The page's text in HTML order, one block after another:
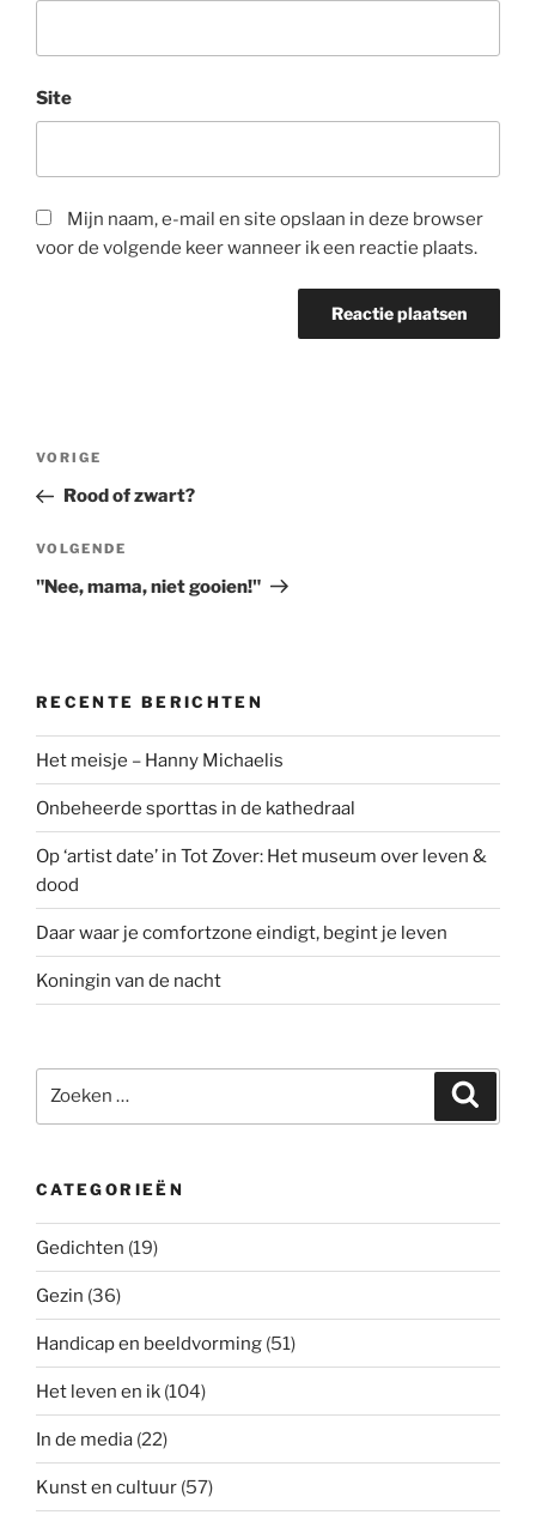
Site
Mijn naam, e-mail en site opslaan in deze browser
voor de volgende keer wanneer ik een reactie plaats.
Bericht
Vorig
bericht
VORIGE
Rood of zwart?
Volgend
bericht
VOLGENDE
"Nee, mama, niet gooien!"
RECENTE BERICHTEN
Het meisje – Hanny Michaelis
Onbeheerde sporttas in de kathedraal
Op ‘artist date’ in Tot Zover: Het museum over leven &
dood
Daar waar je comfortzone eindigt, begint je leven
Koningin van de nacht
naar:
CATEGORIEËN
Gedichten (19)
Gezin (36)
Handicap en beeldvorming (51)
Het leven en ik (104)
In de media (22)
Kunst en cultuur (57)